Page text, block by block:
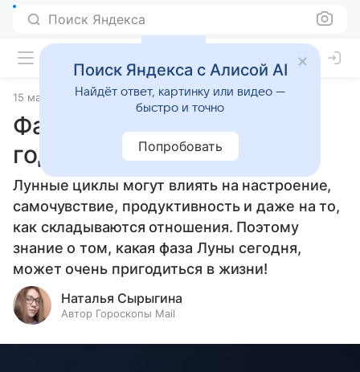
Поиск Яндекса
15 мая 2025 Статьи
Фаза Луны 15 мая 2025
года
Лунные циклы могут влиять на настроение,
самочувствие, продуктивность и даже на то,
как складываются отношения. Поэтому
знание о том, какая фаза Луны сегодня,
может очень пригодиться в жизни!
Наталья Сырыгина
Автор Гороскопы Mail
Поиск Яндекса с Алисой AI
Найдёт ответ, картинку или видео —
быстро и точно
Попробовать